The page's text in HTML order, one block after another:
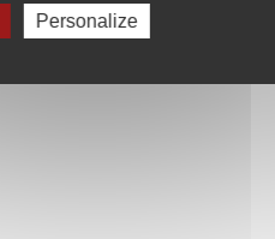
Personalize